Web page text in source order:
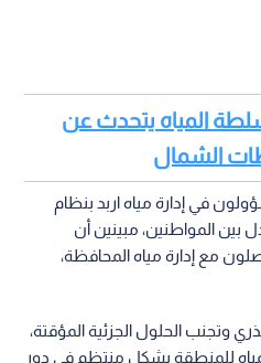
المياه يتحدث عن
الشمال
في إدارة مياه اربد بنظام
المواطنين، مبينين أن
مع إدارة مياه المحافظة،
وتجنب الحلول الجزئية المؤقتة،
للمنطقة بشكل منتظم في دور